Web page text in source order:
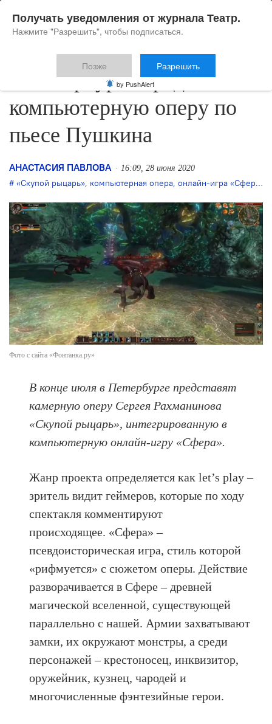
В Петербурге представят
компьютерную оперу по
пьесе Пушкина
АНАСТАСИЯ ПАВЛОВА 16:09, 28 июня 2020
«Скупой рыцарь», компьютерная опера, онлайн-игра «Сфера»
Фото с сайта «Фонтанка.ру»
В конце июля в Петербурге представят
камерную оперу Сергея Рахманинова
«Скупой рыцарь», интегрированную в
компьютерную онлайн-игру «Сфера».
Жанр проекта определяется как let’s play –
зритель видит геймеров, которые по ходу
спектакля комментируют
происходящее. «Сфера» –
псевдоисторическая игра, стиль которой
«рифмуется» с сюжетом оперы. Действие
разворачивается в Сфере – древней
магической вселенной, существующей
параллельно с нашей. Армии захватывают
замки, их окружают монстры, а среди
персонажей – крестоносец, инквизитор,
оружейник, кузнец, чародей и
многочисленные фэнтезийные герои.
Получать уведомления от журнала Театр.
Нажмите "Разрешить", чтобы подписаться.
Позже Разрешить
by PushAlert